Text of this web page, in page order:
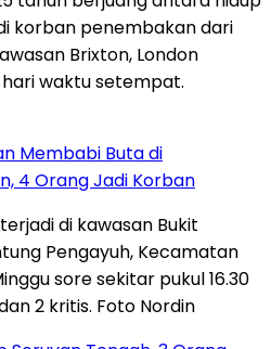
Membabi Buta di
4 Orang Jadi Korban